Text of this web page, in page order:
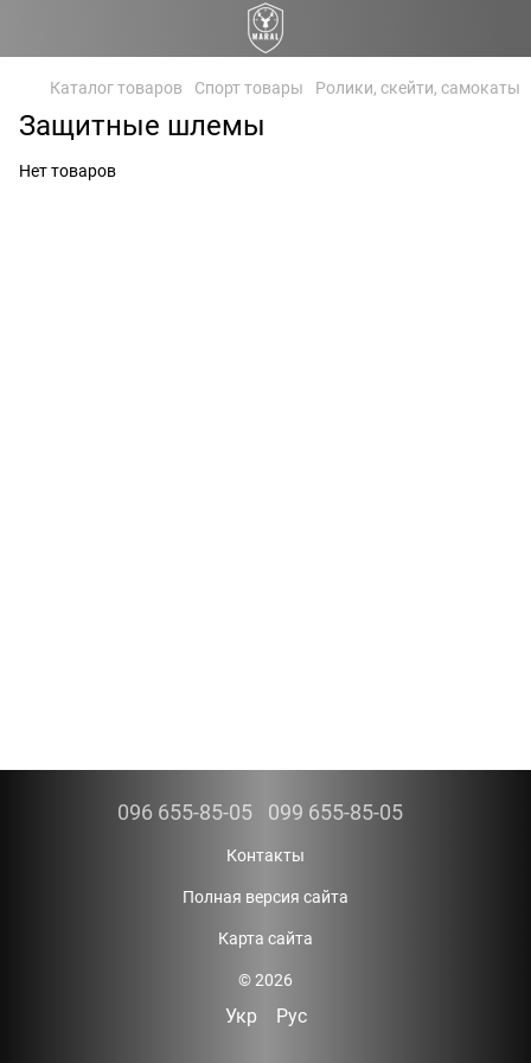
Каталог товаров Спорт товары Ролики, скейти, самокаты
Защитные шлемы
Нет товаров
096 655-85-05 099 655-85-05
Контакты
Полная версия сайта
Карта сайта
© 2026
Укр Рус